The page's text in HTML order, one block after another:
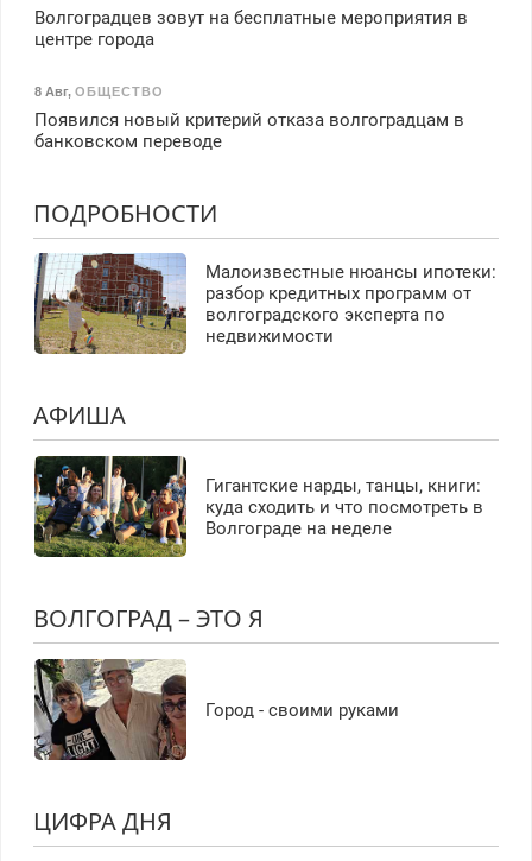
Волгоградцев зовут на бесплатные мероприятия в
центре города
8 Авг, ОБЩЕСТВО
Появился новый критерий отказа волгоградцам в
банковском переводе
ПОДРОБНОСТИ
Малоизвестные нюансы ипотеки:
разбор кредитных программ от
волгоградского эксперта по
недвижимости
АФИША
Гигантские нарды, танцы, книги:
куда сходить и что посмотреть в
Волгограде на неделе
ВОЛГОГРАД – ЭТО Я
Город - своими руками
ЦИФРА ДНЯ